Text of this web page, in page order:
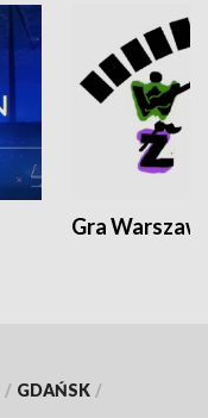
Gra
/ GDAŃSK /